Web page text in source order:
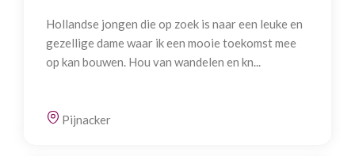
Hollandse jongen die op zoek is naar een leuke en
gezellige dame waar ik een mooie toekomst mee
op kan bouwen. Hou van wandelen en kn...
Pijnacker